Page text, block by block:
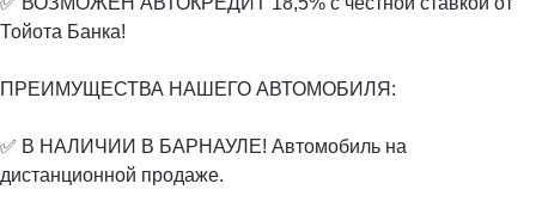
Тойота Банка!
ПРЕИМУЩЕСТВА НАШЕГО АВТОМОБИЛЯ:
✅ В НАЛИЧИИ В БАРНАУЛЕ! Автомобиль на
дистанционной продаже.